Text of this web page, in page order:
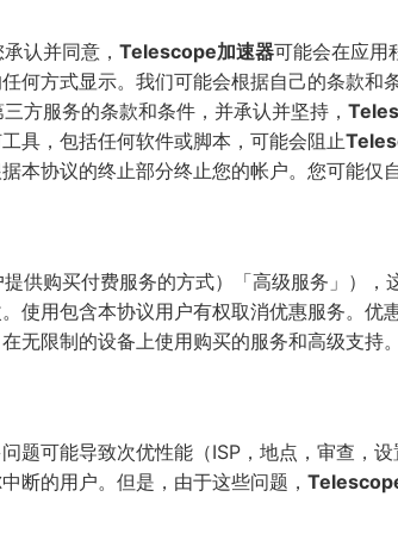
承认并同意， Telescope加速器可能会在应用
何方式显示。我们可能会根据自己的条款和
三方服务的条款和条件，并承认并坚持，
具，包括任何软件或脚本，可能会阻止
本协议的终止部分终止您的帐户。您可能仅
供购买付费服务的方式）「高级服务」），
使用包含本协议用户有权取消优惠服务。优
无限制的设备上使用购买的服务和高级支持。
题可能导致次优性能（ISP，地点，审查，设
断的用户。但是，由于这些问题，